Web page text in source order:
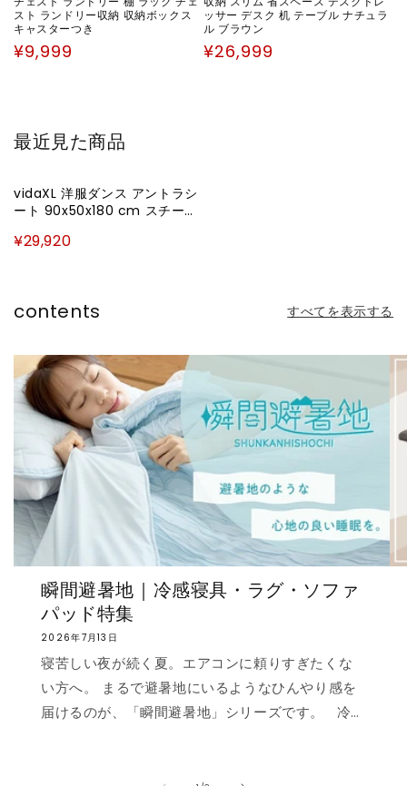
スト ランドリー収納 収納ボックス
キャスターつき
通
¥9,999
ッサー デスク 机 テーブル ナチュラ
ル ブラウン
通
¥26,999
最近見た商品
vidaXL 洋服ダンス アントラシ
ート 90x50x180 cm スチール
棚・ワードローブ(代引不可)
¥29,920
contents すべてを表示する
瞬間避暑地｜冷感寝具・ラグ・ソファ
パッド特集
2026年7月13日
寝苦しい夜が続く夏。エアコンに頼りすぎたくな
い方へ。 まるで避暑地にいるようなひんやり感を
届けるのが、「瞬間避暑地」シリーズです。 冷